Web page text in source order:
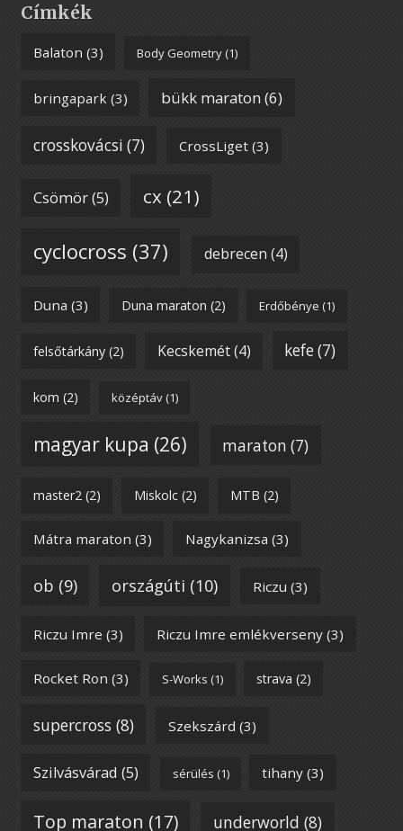
Címkék
Balaton (3) Body Geometry(1)
bringapark (3) bükk maraton (6)
crosskovácsi (7) CrossLiget(3)
Csömör(5) cx (21)
cyclocross (37) debrecen (4)
Duna (3) Duna maraton (2) Erdőbénye (1)
felsőtárkány(2) Kecskemét(4) kefe(7)
kom (2) középtáv(1)
magyar kupa (26) maraton (7)
master2(2) Miskolc(2) MTB (2)
Mátra maraton (3) Nagykanizsa (3)
ob (9) országúti (10) Riczu (3)
Riczu Imre (3) Riczu Imre emlékverseny(3)
Rocket Ron (3) S-Works (1) strava (2)
supercross (8) Szekszárd (3)
Szilvásvárad (5) sérülés (1) tihany (3)
Top maraton (17) underworld (8)